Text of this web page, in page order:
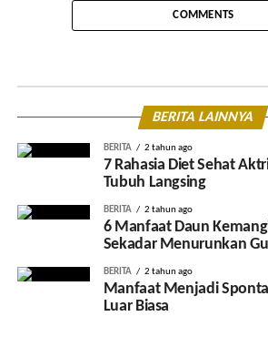
COMMENTS
BERITA LAINNYA
BERITA 2 tahun ago
7 Rahasia Diet Sehat
Tubuh Langsing
BERITA 2 tahun ago
6 Manfaat Daun
Sekadar Menurunkan
BERITA 2 tahun ago
Manfaat Menjadi
Luar Biasa